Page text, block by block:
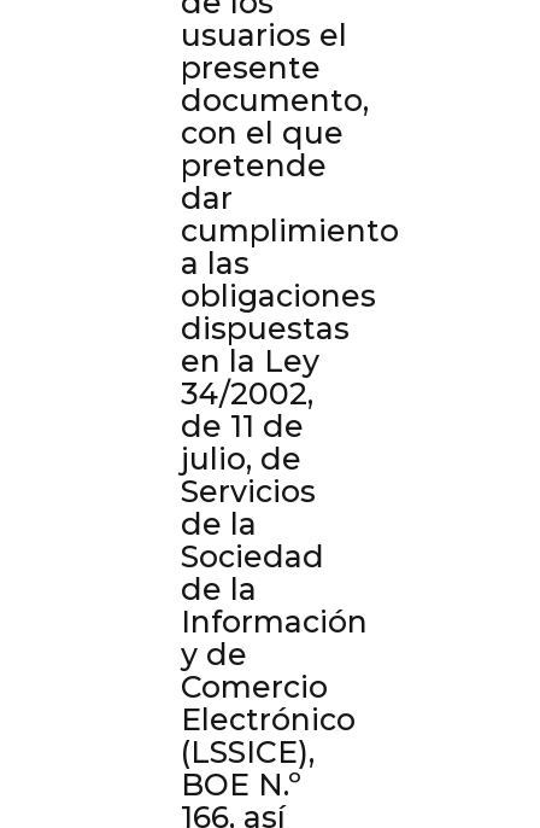
usuarios el
presente
documento,
con el que
pretende
dar
cumplimiento
a las
obligaciones
dispuestas
en la Ley
34/2002,
de 11 de
julio, de
Servicios
de la
Sociedad
de la
Información
y de
Comercio
Electrónico
(LSSICE),
BOE N.º
166, así